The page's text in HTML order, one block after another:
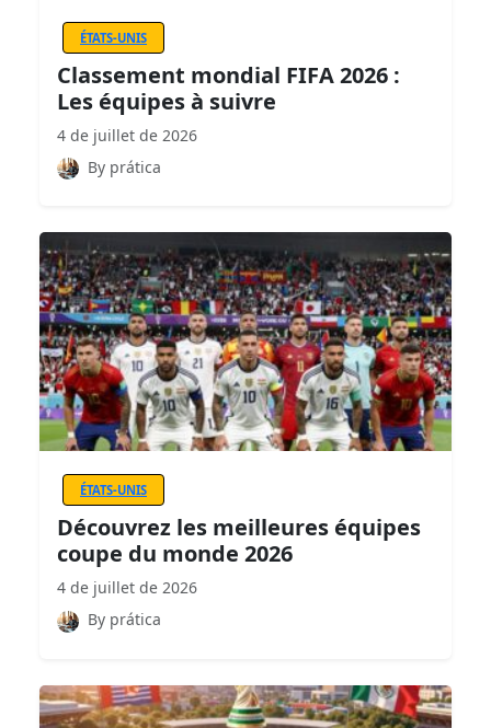
ÉTATS-UNIS
Classement mondial FIFA 2026 :
Les équipes à suivre
4 de juillet de 2026
By prática
ÉTATS-UNIS
Découvrez les meilleures équipes
coupe du monde 2026
4 de juillet de 2026
By prática